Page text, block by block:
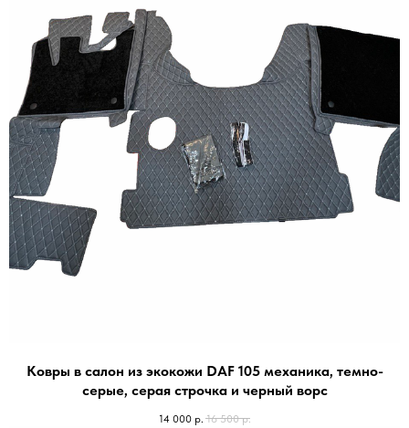
Ковры в салон из экокожи DAF 105 механика, темно-
серые, серая строчка и черный ворс
14 000 р. 16 500 р.